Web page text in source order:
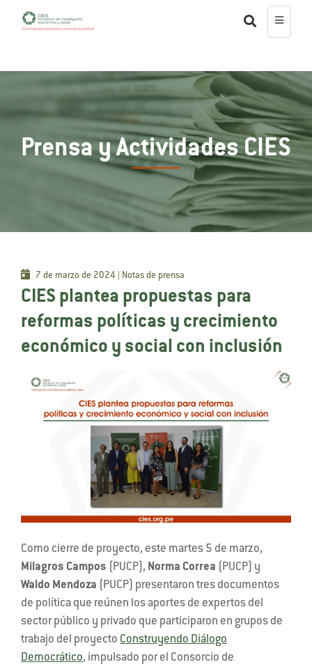
Prensa y Actividades CIES
7 de marzo de 2024 | Notas de prensa
CIES plantea propuestas para
reformas políticas y crecimiento
económico y social con inclusión
Como cierre de proyecto, este martes 5 de marzo,
Milagros Campos (PUCP), Norma Correa (PUCP) y
Waldo Mendoza (PUCP) presentaron tres documentos
de política que reúnen los aportes de expertos del
sector público y privado que participaron en grupos de
trabajo del proyecto Construyendo Diálogo
Democrático, impulsado por el Consorcio de